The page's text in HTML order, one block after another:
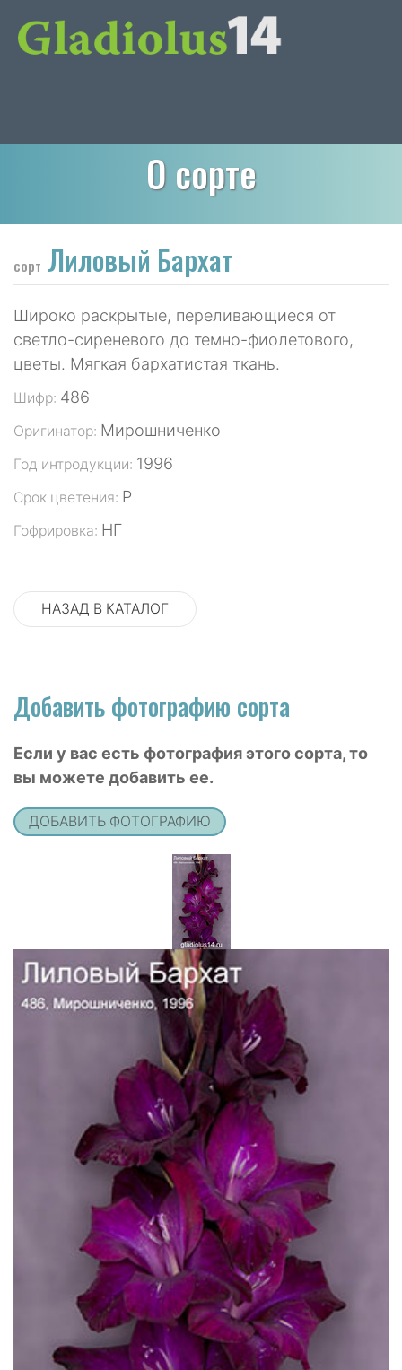
О сорте
сорт Лиловый Бархат
Широко раскрытые, переливающиеся от
светло-сиреневого до темно-фиолетового,
цветы. Мягкая бархатистая ткань.
Шифр: 486
Оригинатор: Мирошниченко
Год интродукции: 1996
Срок цветения: Р
Гофрировка: НГ
НАЗАД В КАТАЛОГ
Добавить фотографию сорта
Если у вас есть фотография этого сорта, то
вы можете добавить ее.
ДОБАВИТЬ ФОТОГРАФИЮ